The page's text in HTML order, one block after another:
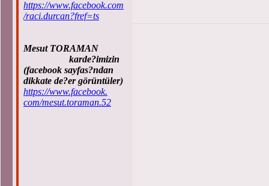
https://www.facebook.com
/raci.durcan?fref=ts
Mesut TORAMAN
karde?imizin
(facebook sayfas?ndan
dikkate de?er görüntüler)
https://www.facebook.
com/mesut.toraman.52